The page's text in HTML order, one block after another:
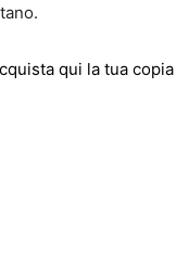
qui la tua copia